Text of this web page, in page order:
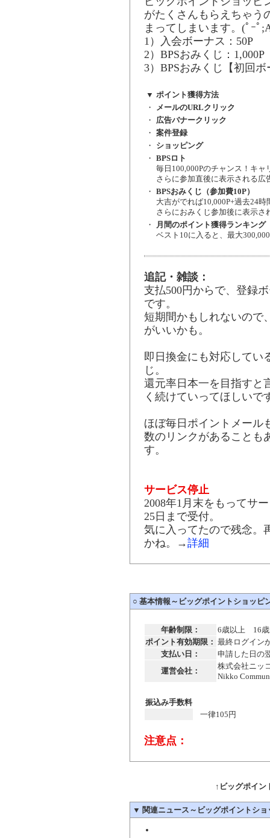
がたくさんもらえちゃう
まってしまいます。(ﾟｰﾟ
1）入会ボーナス：50P
2）BPSおみくじ：1,000P
3）BPSおみくじ【初回ボ
▼ ポイント獲得方法
・
メールのURLクリック
・
広告バナークリック
・ 案件登録
・
ショッピング
・ BPSロト
毎日100,000Pのチャンス！キ
さらに参加直後に表示される広
・ BPSおみくじ（参加費10P）
大吉がでれば10,000P+過去24
さらにおみくじ参加後に表示さ
・
月間のポイント獲得ランキング
ベスト10に入ると、最大
追記・雑談：
支払500円からで、登録
です。
短期間かもしれないので
がいいかも。
即日換金にも対応してい
じ。
還元率日本一を目指すと
く続けていってほしいで
ほぼ毎日ポイントメール
数のリンクがあることも
す。
サービス停止
2008年1月末をもってサ
25日まで受付。
気に入ってたので残念。
かね。→詳細
○ 基本情報～ビッグポイントショッピ
年齢制限：
6歳以上 16歳
ポイント有効期限： 最終ログイン
支払い日：
申請した日の
運営会社：
株式会社ニッ
Nikko
振込み手数料
一律105円
注意点：
↑ビッグポイ
▼ 関連ニュース～ビッグポイントショ